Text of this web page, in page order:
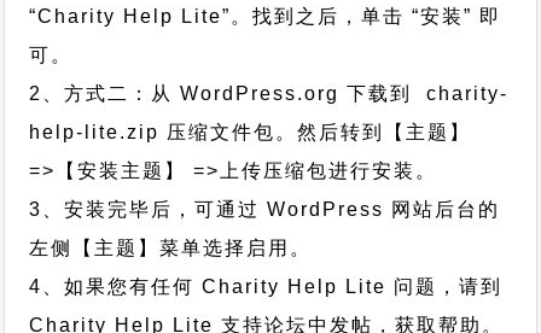
“Charity Help Lite”。找到之后，单击 “安装” 即
可。
2、方式二：从 WordPress.org 下载到 charity-
help-lite.zip 压缩文件包。然后转到【主题】
=>【安装主题】 =>上传压缩包进行安装。
3、安装完毕后，可通过 WordPress 网站后台的
左侧【主题】菜单选择启用。
4、如果您有任何 Charity Help Lite 问题，请到
Charity Help Lite 支持论坛中发帖，获取帮助。